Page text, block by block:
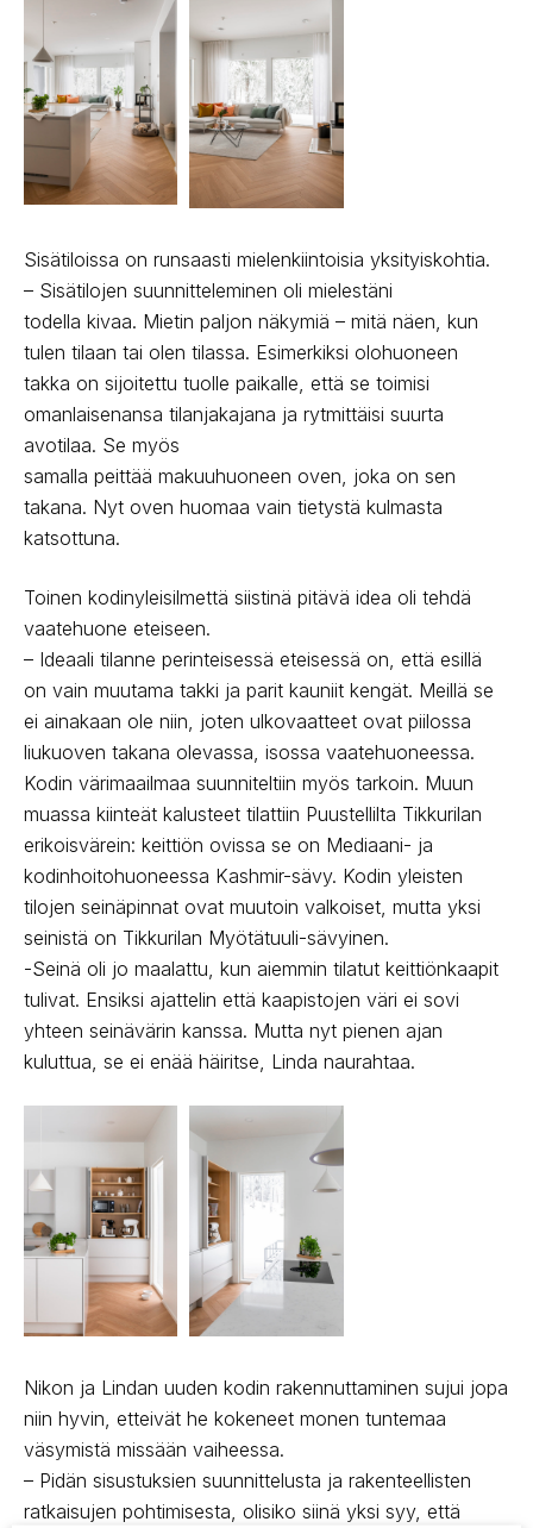
Sisätiloissa on runsaasti mielenkiintoisia yksityiskohtia.
– Sisätilojen suunnitteleminen oli mielestäni
todella kivaa. Mietin paljon näkymiä – mitä näen, kun
tulen tilaan tai olen tilassa. Esimerkiksi olohuoneen
takka on sijoitettu tuolle paikalle, että se toimisi
omanlaisenansa tilanjakajana ja rytmittäisi suurta
avotilaa. Se myös
samalla peittää makuuhuoneen oven, joka on sen
takana. Nyt oven huomaa vain tietystä kulmasta
katsottuna.
Toinen kodinyleisilmettä siistinä pitävä idea oli tehdä
vaatehuone eteiseen.
– Ideaali tilanne perinteisessä eteisessä on, että esillä
on vain muutama takki ja parit kauniit kengät. Meillä se
ei ainakaan ole niin, joten ulkovaatteet ovat piilossa
liukuoven takana olevassa, isossa vaatehuoneessa.
Kodin värimaailmaa suunniteltiin myös tarkoin. Muun
muassa kiinteät kalusteet tilattiin Puustellilta Tikkurilan
erikoisvärein: keittiön ovissa se on Mediaani- ja
kodinhoitohuoneessa Kashmir-sävy. Kodin yleisten
tilojen seinäpinnat ovat muutoin valkoiset, mutta yksi
seinistä on Tikkurilan Myötätuuli-sävyinen.
-Seinä oli jo maalattu, kun aiemmin tilatut keittiönkaapit
tulivat. Ensiksi ajattelin että kaapistojen väri ei sovi
yhteen seinävärin kanssa. Mutta nyt pienen ajan
kuluttua, se ei enää häiritse, Linda naurahtaa.
Nikon ja Lindan uuden kodin rakennuttaminen sujui jopa
niin hyvin, etteivät he kokeneet monen tuntemaa
väsymistä missään vaiheessa.
– Pidän sisustuksien suunnittelusta ja rakenteellisten
ratkaisujen pohtimisesta, olisiko siinä yksi syy, että